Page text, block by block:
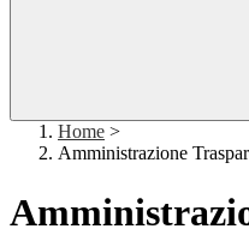
Home >
Amministrazione